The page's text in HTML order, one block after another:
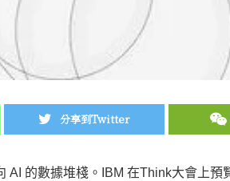
分享到Twitter
AI 的數據堆棧。IBM 在Think大會上預